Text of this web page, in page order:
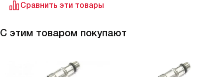
Сравнить эти товары
С этим товаром покупают